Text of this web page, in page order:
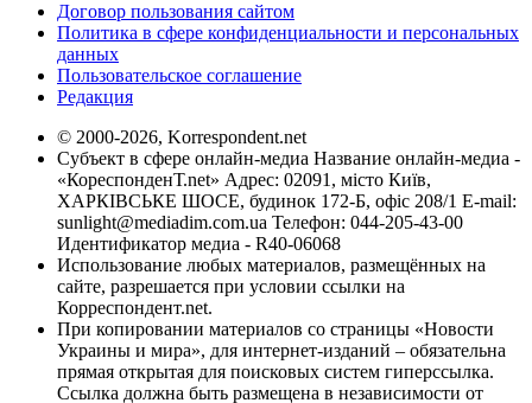
Договор пользования сайтом
Политика в сфере конфиденциальности и персональных
данных
Пользовательское соглашение
Редакция
© 2000-2026, Korrespondent.net
Субъект в сфере онлайн-медиа Название онлайн-медиа -
«КореспонденТ.net» Адрес: 02091, місто Київ,
ХАРКІВСЬКЕ ШОСЕ, будинок 172-Б, офіс 208/1 E-mail:
sunlight@mediadim.com.ua Телефон: 044-205-43-00
Идентификатор медиа - R40-06068
Использование любых материалов, размещённых на
сайте, разрешается при условии ссылки на
Корреспондент.net.
При копировании материалов со страницы «Новости
Украины и мира», для интернет-изданий – обязательна
прямая открытая для поисковых систем гиперссылка.
Ссылка должна быть размещена в независимости от